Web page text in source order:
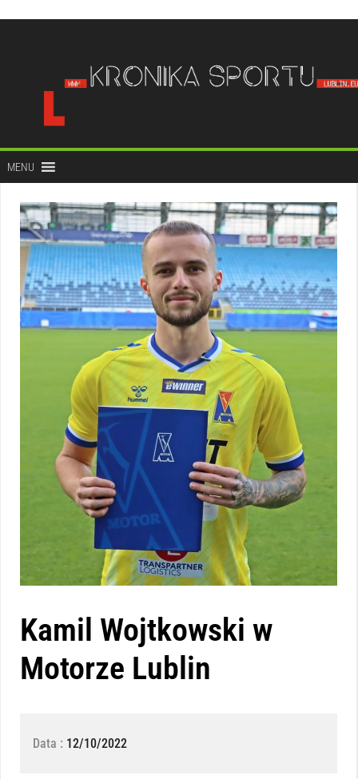
treści
MENU
Kamil Wojtkowski w
Motorze Lublin
Data : 12/10/2022